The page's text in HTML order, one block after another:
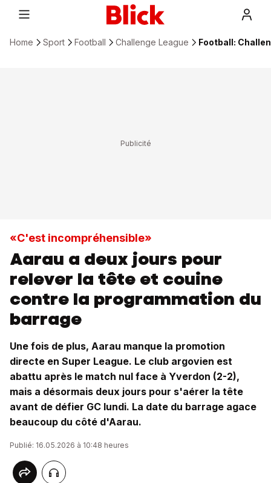
Home Sport Football Challenge League Football:
«C'est incompréhensible»
Aarau a deux jours pour
relever la tête et couine
contre la programmation du
barrage
Une fois de plus, Aarau manque la promotion
directe en Super League. Le club argovien est
abattu après le match nul face à Yverdon (2-2),
mais a désormais deux jours pour s'aérer la tête
avant de défier GC lundi. La date du barrage agace
beaucoup du côté d'Aarau.
Publié: 16.05.2026 à 10:48 heures